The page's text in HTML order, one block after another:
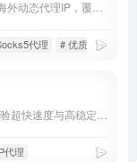
代理 # 优质IP资源
代理